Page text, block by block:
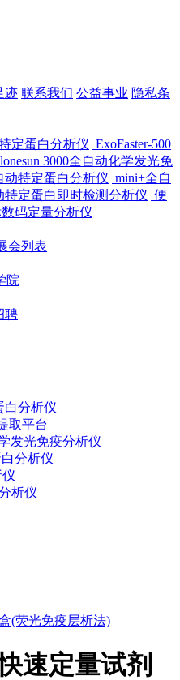
迹 联系我们 公益事业 隐私条
定蛋白分析仪 ExoFaster-500
3000全自动化学发光免
动特定蛋白分析仪 mini+全自
特定蛋白即时检测分析仪 便
码定量分析仪
会列表
院
聘
白分析仪
取平台
发光免疫分析仪
分析仪
析仪
速定量试剂